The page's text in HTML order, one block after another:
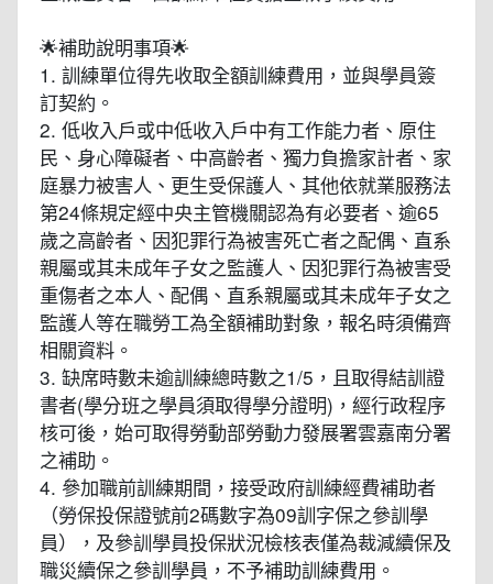
🌟補助說明事項🌟
1. 訓練單位得先收取全額訓練費用，並與學員簽
訂契約。
2. 低收入戶或中低收入戶中有工作能力者、原住
民、身心障礙者、中高齡者、獨力負擔家計者、家
庭暴力被害人、更生受保護人、其他依就業服務法
第24條規定經中央主管機關認為有必要者、逾65
歲之高齡者、因犯罪行為被害死亡者之配偶、直系
親屬或其未成年子女之監護人、因犯罪行為被害受
重傷者之本人、配偶、直系親屬或其未成年子女之
監護人等在職勞工為全額補助對象，報名時須備齊
相關資料。
3. 缺席時數未逾訓練總時數之1/5，且取得結訓證
書者(學分班之學員須取得學分證明)，經行政程序
核可後，始可取得勞動部勞動力發展署雲嘉南分署
之補助。
4. 參加職前訓練期間，接受政府訓練經費補助者
（勞保投保證號前2碼數字為09訓字保之參訓學
員），及參訓學員投保狀況檢核表僅為裁減續保及
職災續保之參訓學員，不予補助訓練費用。